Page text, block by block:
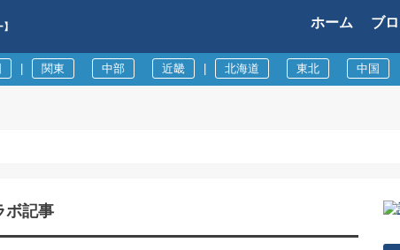
ホーム ブ
関東 中部 近畿 北海道 東北 中国
ボ記事